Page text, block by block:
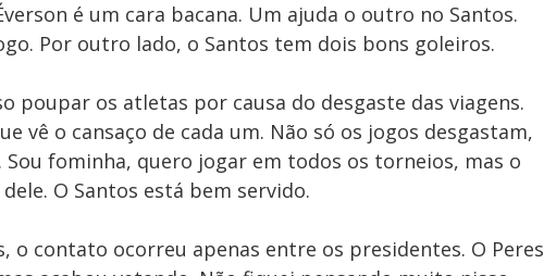
é um cara bacana. Um ajuda o outro no Santos.
Por outro lado, o Santos tem dois bons goleiros.
poupar os atletas por causa do desgaste das viagens.
vê o cansaço de cada um. Não só os jogos desgastam,
fominha, quero jogar em todos os torneios, mas o
O Santos está bem servido.
o contato ocorreu apenas entre os presidentes. O Peres